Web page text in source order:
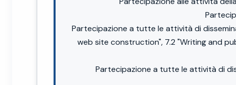
Partecipazione a tutte le attività di
web site construction", 7.2 "Writing and
Partecipazione a tutte le attività di